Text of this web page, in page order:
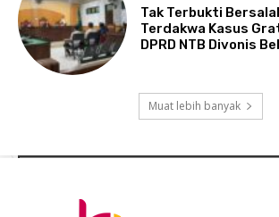
Tak Terbukti
Terdakwa Kasus
DPRD NTB Divonis
Muat lebih banyak